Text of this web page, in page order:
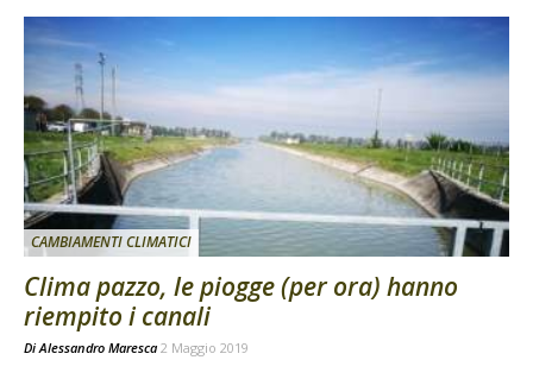
CAMBIAMENTI CLIMATICI
Clima pazzo, le piogge (per ora) hanno
riempito i canali
Di Alessandro Maresca 2 Maggio 2019